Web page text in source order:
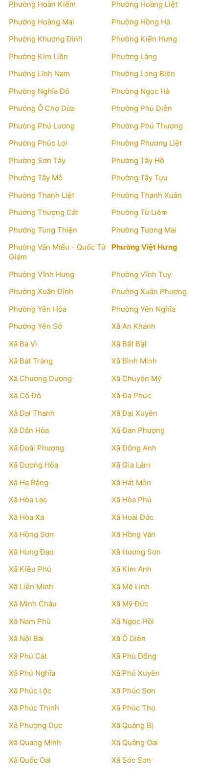
Phường Hoàn Kiếm
Phường Hoàng Liệt
Phường Hoàng Mai
Phường Hồng Hà
Phường Khương Đình
Phường Kiến Hưng
Phường Kim Liên
Phường Láng
Phường Lĩnh Nam
Phường Long Biên
Phường Nghĩa Đô
Phường Ngọc Hà
Phường Ô Chợ Dừa
Phường Phú Diễn
Phường Phú Lương
Phường Phú Thượng
Phường Phúc Lợi
Phường Phương Liệt
Phường Sơn Tây
Phường Tây Hồ
Phường Tây Mỗ
Phường Tây Tựu
Phường Thanh Liệt
Phường Thanh Xuân
Phường Thượng Cát
Phường Từ Liêm
Phường Tùng Thiện
Phường Tương Mai
Phường Văn Miếu - Quốc Tử
Giám
Phường Việt Hưng
Phường Vĩnh Hưng
Phường Vĩnh Tuy
Phường Xuân Đỉnh
Phường Xuân Phương
Phường Yên Hòa
Phường Yên Nghĩa
Phường Yên Sở
Xã An Khánh
Xã Ba Vì
Xã Bất Bạt
Xã Bát Tràng
Xã Bình Minh
Xã Chương Dương
Xã Chuyên Mỹ
Xã Cổ Đô
Xã Đa Phúc
Xã Đại Thanh
Xã Đại Xuyên
Xã Dân Hòa
Xã Đan Phượng
Xã Đoài Phương
Xã Đông Anh
Xã Dương Hòa
Xã Gia Lâm
Xã Hạ Bằng
Xã Hát Môn
Xã Hòa Lạc
Xã Hòa Phú
Xã Hòa Xá
Xã Hoài Đức
Xã Hồng Sơn
Xã Hồng Vân
Xã Hưng Đạo
Xã Hương Sơn
Xã Kiều Phú
Xã Kim Anh
Xã Liên Minh
Xã Mê Linh
Xã Minh Châu
Xã Mỹ Đức
Xã Nam Phù
Xã Ngọc Hồi
Xã Nội Bài
Xã Ô Diên
Xã Phú Cát
Xã Phù Đổng
Xã Phú Nghĩa
Xã Phú Xuyên
Xã Phúc Lộc
Xã Phúc Sơn
Xã Phúc Thịnh
Xã Phúc Thọ
Xã Phượng Dực
Xã Quảng Bị
Xã Quang Minh
Xã Quảng Oai
Xã Quốc Oai
Xã Sóc Sơn